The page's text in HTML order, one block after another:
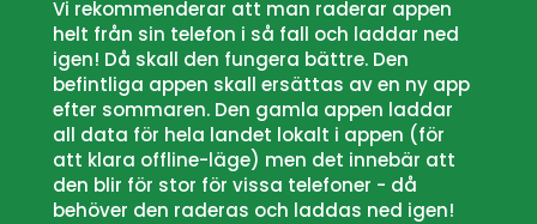
Vi rekommenderar att man raderar appen
helt från sin telefon i så fall och laddar ned
igen! Då skall den fungera bättre. Den
befintliga appen skall ersättas av en ny app
efter sommaren. Den gamla appen laddar
all data för hela landet lokalt i appen (för
att klara offline-läge) men det innebär att
den blir för stor för vissa telefoner - då
behöver den raderas och laddas ned igen!